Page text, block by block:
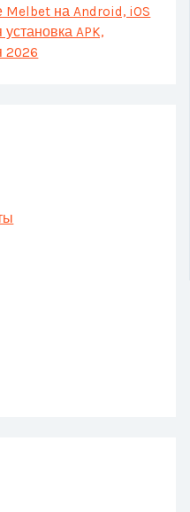
на Android, iOS
APK,
2026